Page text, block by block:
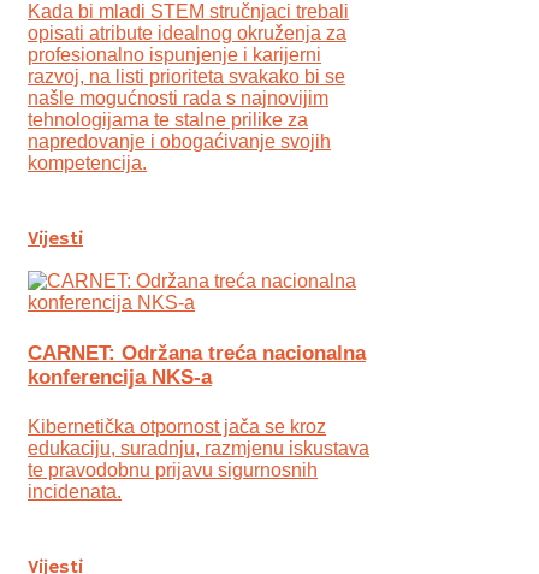
Kada bi mladi STEM stručnjaci trebali
opisati atribute idealnog okruženja za
profesionalno ispunjenje i karijerni
razvoj, na listi prioriteta svakako bi se
našle mogućnosti rada s najnovijim
tehnologijama te stalne prilike za
napredovanje i obogaćivanje svojih
kompetencija.
Vijesti
CARNET: Održana treća nacionalna
konferencija NKS-a
Kibernetička otpornost jača se kroz
edukaciju, suradnju, razmjenu iskustava
te pravodobnu prijavu sigurnosnih
incidenata.
Vijesti